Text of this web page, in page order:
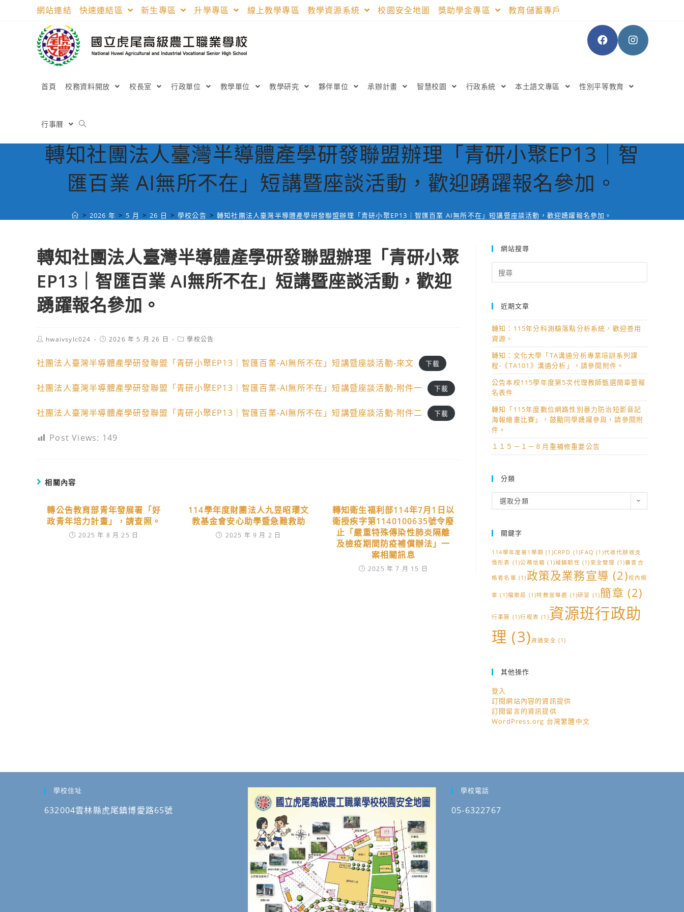
網站連結 快速連結區 新生專區 升學專區 線上教學專區 教學資源系統 校園安全地圖 獎助學金專區 教育儲蓄專戶
首頁 校務資料開放 校長室 行政單位 教學單位 教學研究 夥伴單位 承辦計畫 智慧校園 行政系統 本土語文專區 性別平等教育
行事曆
轉知社團法人臺灣半導體產學研發聯盟辦理「青研小聚EP13｜智
匯百業 AI無所不在」短講暨座談活動，歡迎踴躍報名參加。
> 2026 年 > 5 月 > 26 日 > 學校公告 > 轉知社團法人臺灣半導體產學研發聯盟辦理「青研小聚EP13｜智匯百業 AI無所不在」短講暨座談活動，歡迎踴躍報名參加。
轉知社團法人臺灣半導體產學研發聯盟辦理「青研小聚
EP13｜智匯百業 AI無所不在」短講暨座談活動，歡迎
踴躍報名參加。
Posthwaivsylc024
Post2026 年 5 月 26 日
Post學校公告
社團法人臺灣半導體產學研發聯盟「青研小聚EP13｜智匯百業-AI無所不在」短講暨座談活動-來文 下載
社團法人臺灣半導體產學研發聯盟「青研小聚EP13｜智匯百業-AI無所不在」短講暨座談活動-附件一 下載
社團法人臺灣半導體產學研發聯盟「青研小聚EP13｜智匯百業-AI無所不在」短講暨座談活動-附件二 下載
Post Views: 149
相關內容
轉公告教育部青年發展署「好
政青年培力計畫」，請查照。
2025 年 8 月 25 日
114學年度財團法人九昱昭瓔文
教基金會安心助學暨急難救助
2025 年 9 月 2 日
轉知衛生福利部114年7月1日以
衛授疾字第1140100635號令廢
止「嚴重特殊傳染性肺炎隔離
及檢疫期間防疫補償辦法」一
案相關訊息
2025 年 7 月 15 日
網站搜尋
for:
近期文章
轉知：115年分科測驗落點分析系統，歡迎善用
資源。
轉知：文化大學「TA溝通分析專業培訓系列課
程-《TA101》溝通分析」，請參閱附件。
公告本校115學年度第5次代理教師甄選簡章暨報
名表件
轉知「115年度數位網路性別暴力防治短影音記
海報繪畫比賽」，鼓勵同學踴躍參與，請參閱附
件。
１１５－１－８月重補修重要公告
分類
類
選取分類
關鍵字
114學年度第1學期 (1)CRPD (1)FAQ (1)代收代辦收支
情形表 (1)公務信箱 (1)城鎮韌性 (1)安全管理 (1)審查合
格者名單 (1)政策及業務宣導 (2)校內規
章 (1)檔案局 (1)特教宣導週 (1)研習 (1)簡章 (2)
行事曆 (1)行程表 (1)資源班行政助
理 (3)資通安全 (1)
其他操作
登入
訂閱網站內容的資訊提供
訂閱留言的資訊提供
WordPress.org 台灣繁體中文
學校住址
632004雲林縣虎尾鎮博愛路65號
學校電話
05-6322767